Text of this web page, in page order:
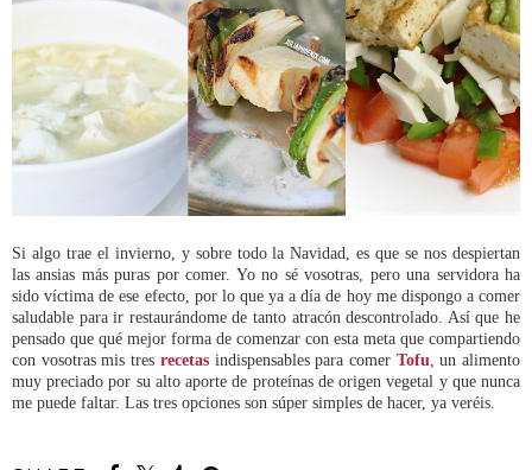
Si algo trae el invierno, y sobre todo la Navidad, es que se nos despiertan
las ansias más puras por comer. Yo no sé vosotras, pero una servidora ha
sido víctima de ese efecto, por lo que ya a día de hoy me dispongo a comer
saludable para ir restaurándome de tanto atracón descontrolado. Así que he
pensado que qué mejor forma de comenzar con esta meta que compartiendo
con vosotras mis tres recetasindispensables para comer Tofu, un alimento
muy preciado por su alto aporte de proteínas de origen vegetal y que nunca
me puede faltar. Las tres opciones son súper simples de hacer, ya veréis.